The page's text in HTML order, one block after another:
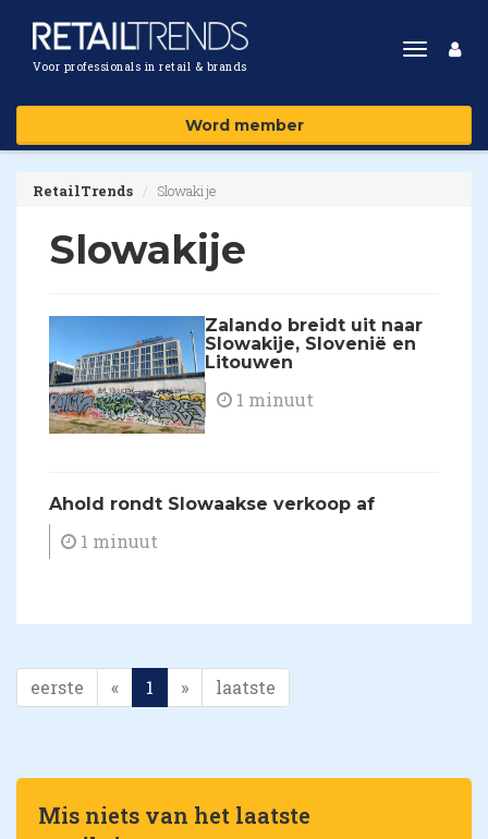
Voor professionals in retail & brands
Toggle
Word member
RetailTrends Slowakije
Slowakije
Zalando breidt uit naar
Slowakije, Slovenië en
Litouwen
1 minuut
Ahold rondt Slowaakse verkoop af
1 minuut
eerste « 1 » laatste
Mis niets van het laatste